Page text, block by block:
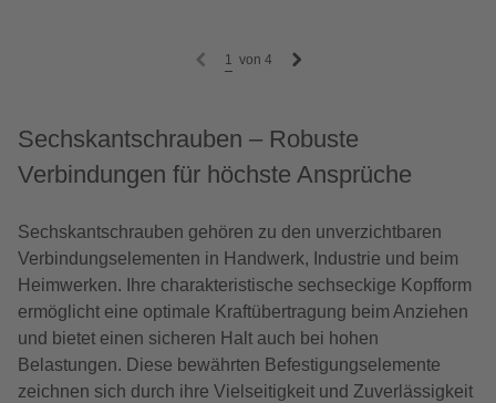
1 von 4
Sechskantschrauben – Robuste
Verbindungen für höchste Ansprüche
Sechskantschrauben gehören zu den unverzichtbaren
Verbindungselementen in Handwerk, Industrie und beim
Heimwerken. Ihre charakteristische sechseckige Kopfform
ermöglicht eine optimale Kraftübertragung beim Anziehen
und bietet einen sicheren Halt auch bei hohen
Belastungen. Diese bewährten Befestigungselemente
zeichnen sich durch ihre Vielseitigkeit und Zuverlässigkeit